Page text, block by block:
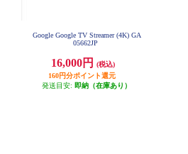
Google Google TV Streamer (4K) GA
05662JP
16,000円
(税込)
160円分ポイント還元
発送目安: 即納（在庫あり）